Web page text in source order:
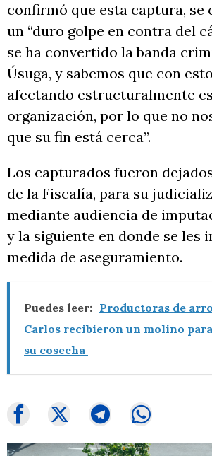
confirmó que esta captura, se
un “duro golpe en contra del
se ha convertido la banda
Úsuga, y sabemos que con
afectando estructuralmente
organización, por lo que no
que su fin está cerca”.
Los capturados fueron
de la Fiscalía, para su
mediante audiencia de
y la siguiente en donde se les
medida de aseguramiento.
Puedes leer: Productoras de
Carlos recibieron un molino
su cosecha